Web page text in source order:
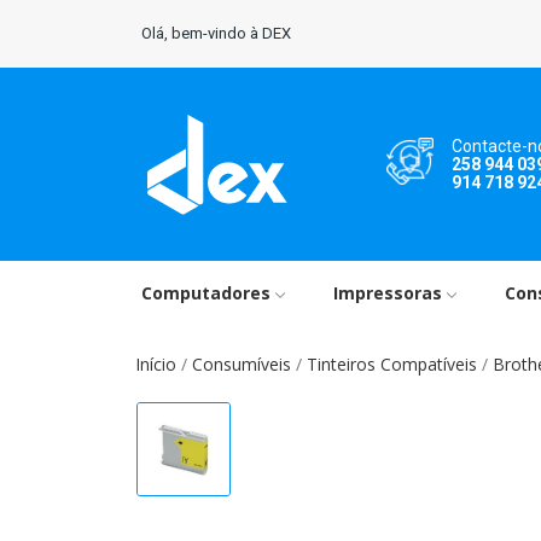
Olá, bem-vindo à DEX
Contacte-
258 944
914 718
Computadores Impressoras
Início Consumíveis Tinteiros Compatíveis